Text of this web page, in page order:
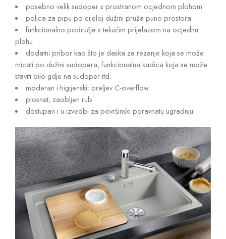
posebno velik sudoper s prostranom ocjednom plohom
polica za pipu po cijeloj dužini pruža puno prostora
funkcionalno područje s tekućim prijelazom na ocjednu
plohu
dodatni pribor kao što je daska za rezanje koja se može
micati po dužini sudopera, funkcionalna kadica koja se može
staviti bilo gdje na sudoper itd.
moderan i higijenski: preljev C-overflow
plosnat, zaobljen rub
dostupan i u izvedbi za površinski poravnatu ugradnju